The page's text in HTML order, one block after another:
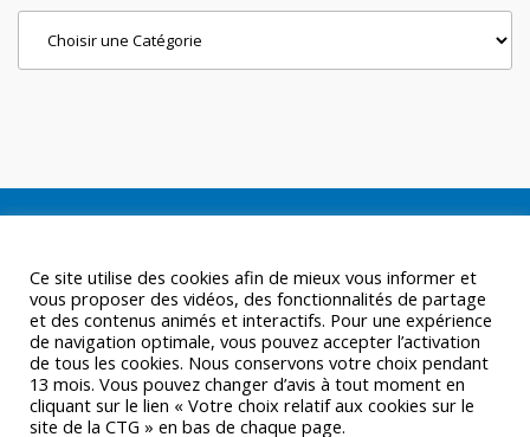
Ce site utilise des cookies afin de mieux vous informer et
vous proposer des vidéos, des fonctionnalités de partage
et des contenus animés et interactifs. Pour une expérience
de navigation optimale, vous pouvez accepter l’activation
de tous les cookies. Nous conservons votre choix pendant
13 mois. Vous pouvez changer d’avis à tout moment en
cliquant sur le lien « Votre choix relatif aux cookies sur le
site de la CTG » en bas de chaque page.